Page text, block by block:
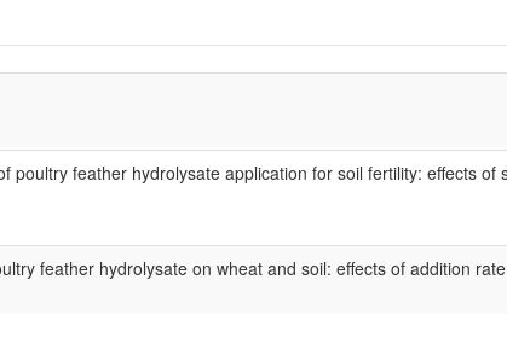
poultry feather hydrolysate application for soil fertility: effects
feather hydrolysate on wheat and soil: effects of addition